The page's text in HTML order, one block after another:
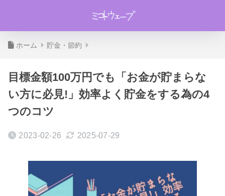
ホーム 貯金・節約
目標金額100万円でも「お金が貯まらな
い方に必見!」効率よく貯金をする為の4
つのコツ
2023-02-26 2025-07-29